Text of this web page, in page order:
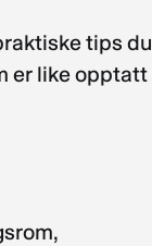
tips
er like